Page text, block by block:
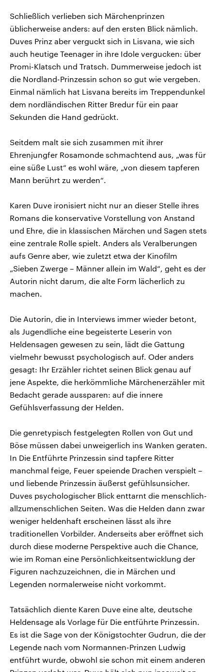
Schließlich verlieben sich Märchenprinzen
üblicherweise anders: auf den ersten Blick nämlich.
Duves Prinz aber verguckt sich in Lisvana, wie sich
auch heutige Teenager in ihre Idole vergucken: über
Promi-Klatsch und Tratsch. Dummerweise jedoch ist
die Nordland-Prinzessin schon so gut wie vergeben.
Einmal nämlich hat Lisvana bereits im Treppendunkel
dem nordländischen Ritter Bredur für ein paar
Sekunden die Hand gedrückt.
Seitdem malt sie sich zusammen mit ihrer
Ehrenjungfer Rosamonde schmachtend aus, „was für
eine süße Lust“ es wohl wäre, „von diesem tapferen
Mann berührt zu werden“.
Karen Duve ironisiert nicht nur an dieser Stelle ihres
Romans die konservative Vorstellung von Anstand
und Ehre, die in klassischen Märchen und Sagen stets
eine zentrale Rolle spielt. Anders als Veralberungen
aufs Genre aber, wie zuletzt etwa der Kinofilm
„Sieben Zwerge – Männer allein im Wald“, geht es der
Autorin nicht darum, die alte Form lächerlich zu
machen.
Die Autorin, die in Interviews immer wieder betont,
als Jugendliche eine begeisterte Leserin von
Heldensagen gewesen zu sein, lädt die Gattung
vielmehr bewusst psychologisch auf. Oder anders
gesagt: Ihr Erzähler richtet seinen Blick genau auf
jene Aspekte, die herkömmliche Märchenerzähler mit
Bedacht gerade aussparen: auf die innere
Gefühlsverfassung der Helden.
Die genretypisch festgelegten Rollen von Gut und
Böse müssen dabei unweigerlich ins Wanken geraten.
In Die Entführte Prinzessin sind tapfere Ritter
manchmal feige, Feuer speiende Drachen verspielt –
und liebende Prinzessin äußerst gefühlsunsicher.
Duves psychologischer Blick enttarnt die menschlich-
allzumenschlichen Seiten. Was die Helden dann zwar
weniger heldenhaft erscheinen lässt als ihre
traditionellen Vorbilder. Anderseits aber eröffnet sich
durch diese moderne Perspektive auch die Chance,
wie im Roman eine Persönlichkeitsentwicklung der
Figuren nachzuzeichnen, die in Märchen und
Legenden normalerweise nicht vorkommt.
Tatsächlich diente Karen Duve eine alte, deutsche
Heldensage als Vorlage für Die entführte Prinzessin.
Es ist die Sage von der Königstochter Gudrun, die der
Legende nach vom Normannen-Prinzen Ludwig
entführt wurde, obwohl sie schon mit einem anderen